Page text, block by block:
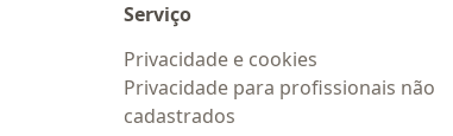
Serviço
Privacidade e cookies
Privacidade para profissionais não
cadastrados